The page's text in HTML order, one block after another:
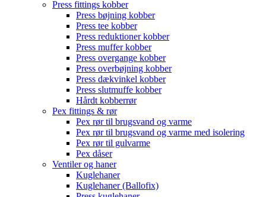
Press fittings kobber
Press bøjning kobber
Press tee kobber
Press reduktioner kobber
Press muffer kobber
Press overgange kobber
Press overbøjning kobber
Press dækvinkel kobber
Press slutmuffe kobber
Hårdt kobberrør
Pex fittings & rør
Pex rør til brugsvand og varme
Pex rør til brugsvand og varme med isolering
Pex rør til gulvarme
Pex dåser
Ventiler og haner
Kuglehaner
Kuglehaner (Ballofix)